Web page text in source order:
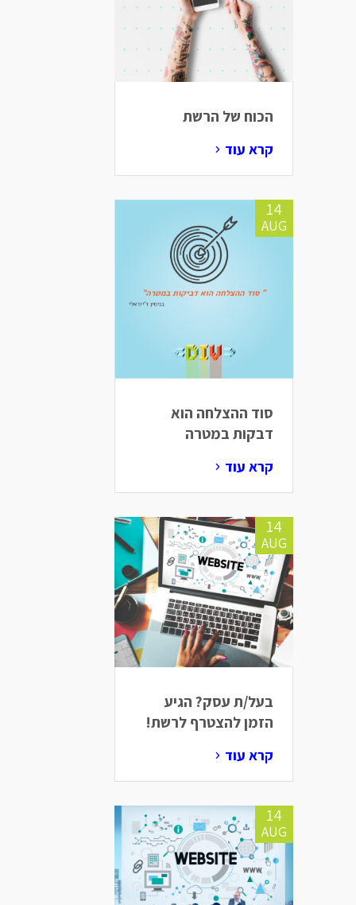
הכוח של הרשת
קרא עוד
14
AUG
סוד ההצלחה הוא
דבקות במטרה
קרא עוד
14
AUG
בעל/ת עסק? הגיע
הזמן להצטרף לרשת!
קרא עוד
14
AUG